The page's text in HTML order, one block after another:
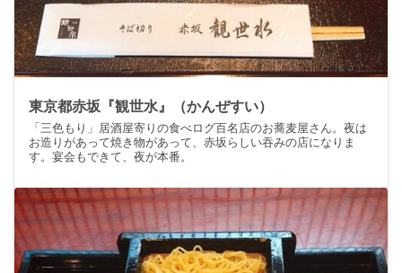
東京都赤坂『観世水』（かんぜすい）
「三色もり」居酒屋寄りの食べログ百名店のお蕎麦屋さん。夜は
お造りがあって焼き物があって、赤坂らしい吞みの店になりま
す。宴会もできて、夜が本番。